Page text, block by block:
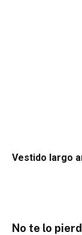
Vestido largo
No te lo